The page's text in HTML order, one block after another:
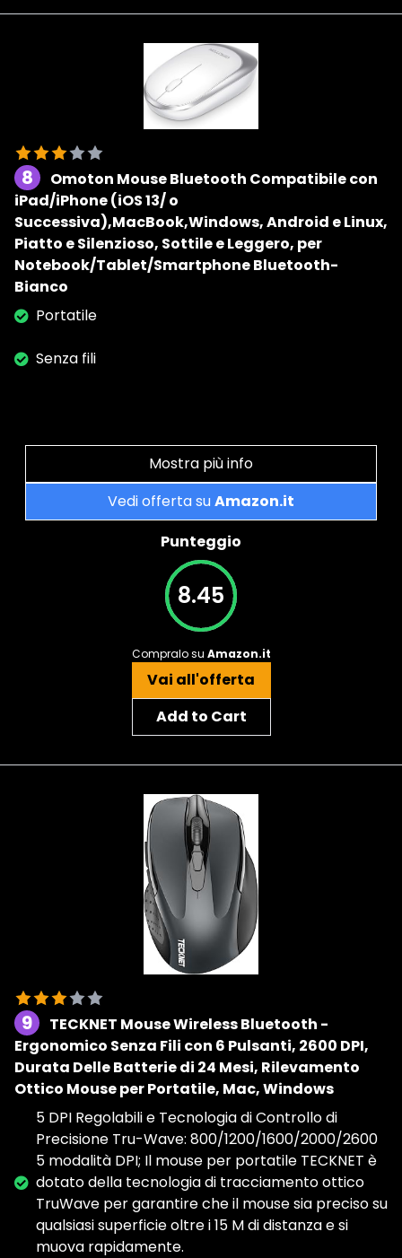
8
Omoton Mouse Bluetooth Compatibile con
iPad/iPhone (iOS 13/ o
Successiva),MacBook,Windows, Android e Linux,
Piatto e Silenzioso, Sottile e Leggero, per
Notebook/Tablet/Smartphone Bluetooth-
Bianco
Portatile
Senza fili
Mostra più info
Vedi offerta suAmazon.it
Punteggio
8.45
Compralo su Amazon.it
Vai all'offerta
Add to Cart
9
TECKNET Mouse Wireless Bluetooth -
Ergonomico Senza Fili con 6 Pulsanti, 2600 DPI,
Durata Delle Batterie di 24 Mesi, Rilevamento
Ottico Mouse per Portatile, Mac, Windows
5 DPI Regolabili e Tecnologia di Controllo di
Precisione Tru-Wave: 800/1200/1600/2000/2600
5 modalità DPI; Il mouse per portatile TECKNET è
dotato della tecnologia di tracciamento ottico
TruWave per garantire che il mouse sia preciso su
qualsiasi superficie oltre i 15 M di distanza e si
muova rapidamente.